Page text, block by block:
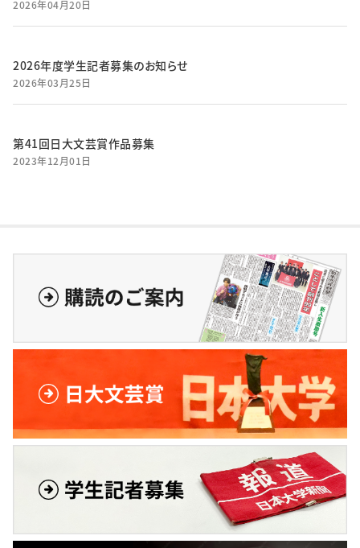
2026年04月20日
2026年度学生記者募集のお知らせ
2026年03月25日
第41回日大文芸賞作品募集
2023年12月01日